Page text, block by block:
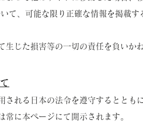
て、可能な限り正確な情報を掲載
生じた損害等の一切の責任を負いか
される日本の法令を遵守するととも
に本ページにて開示されます。